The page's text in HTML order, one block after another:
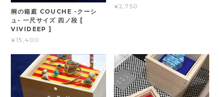
桐の箱庭 COUCHE -クーシ
ュ- 一尺サイズ 四ノ段 [
VIVIDEEP ]
¥15,400
¥2,750